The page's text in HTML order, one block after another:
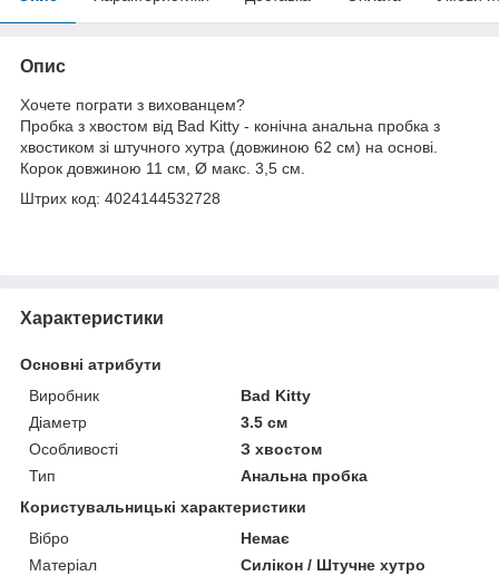
Опис
Хочете пограти з вихованцем?
Пробка з хвостом від Bad Kitty - конічна анальна пробка з
хвостиком зі штучного хутра (довжиною 62 см) на основі.
Корок довжиною 11 см, Ø макс. 3,5 см.
Штрих код: 4024144532728
Характеристики
Основні атрибути
Виробник
Bad Kitty
Діаметр
3.5 см
Особливості
З хвостом
Тип
Анальна пробка
Користувальницькі характеристики
Вібро
Немає
Матеріал
Силікон / Штучне хутро